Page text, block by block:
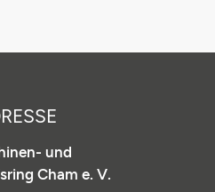
und
Cham e. V.